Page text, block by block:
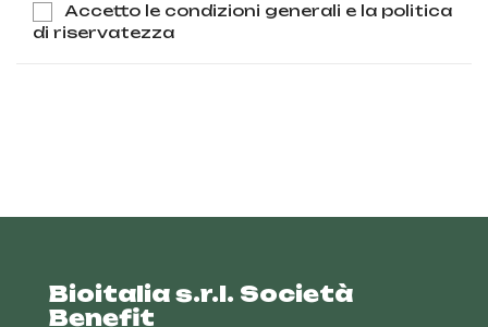
Accetto le condizioni generali e la politica
di riservatezza
Bioitalia s.r.l. Società
Benefit